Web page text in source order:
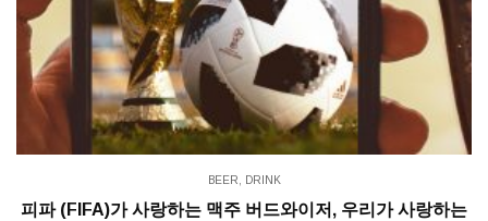
BEER, DRINK
피파 (FIFA)가 사랑하는 맥주 버드와이저, 우리가 사랑하는